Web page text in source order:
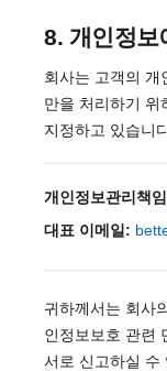
8. 개인정보
회사는 고객의 개
만을 처리하기 위
지정하고 있습니
개인정보관리책
대표 이메일:
귀하께서는 회사
인정보보호 관련
서로 신고하실 수